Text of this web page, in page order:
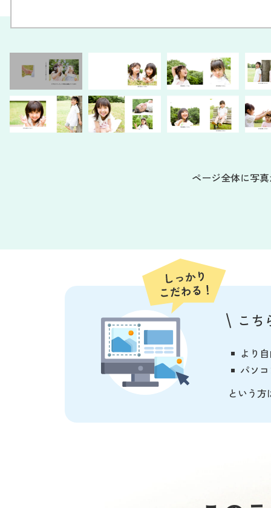
ページ全体に写
こち
より
パソ
という